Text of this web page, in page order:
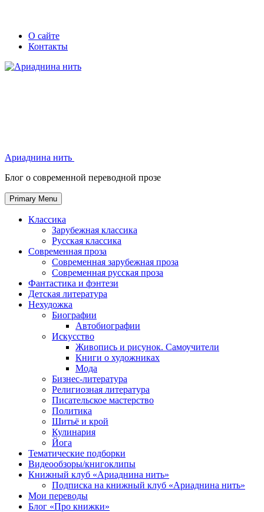
Skip
Secondary
left
navigation
Secondary
right
navigation
О сайте
Контакты
Ариаднина нить
Блог о современной переводной прозе
Primary Menu
Классика
Зарубежная классика
Русская классика
Современная проза
Современная зарубежная проза
Современная русская проза
Фантастика и фэнтези
Детская литература
Нехудожка
Биографии
Автобиографии
Искусство
Живопись и рисунок. Самоучители
Книги о художниках
Мода
Бизнес-литература
Религиозная литература
Писательское мастерство
Политика
Шитьё и крой
Кулинария
Йога
Тематические подборки
Видеообзоры/книгоклипы
Книжный клуб «Ариаднина нить»
Подписка на книжный клуб «Ариаднина нить»
Мои переводы
Блог «Про книжки»